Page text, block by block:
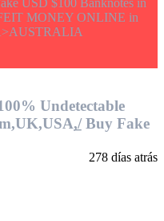
Undetectable
Buy Fake
278 días atrás